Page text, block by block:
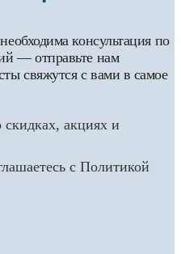
консультация по
— отправьте нам
свяжутся с вами в самое
акциях и
с Политикой